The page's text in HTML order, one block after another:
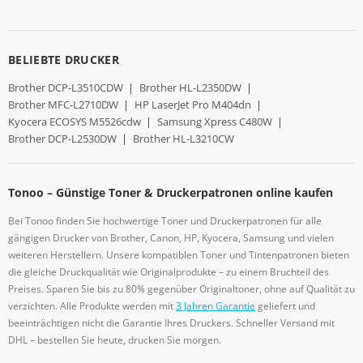
BELIEBTE DRUCKER
Brother DCP-L3510CDW | Brother HL-L2350DW |
Brother MFC-L2710DW | HP LaserJet Pro M404dn |
Kyocera ECOSYS M5526cdw | Samsung Xpress C480W |
Brother DCP-L2530DW | Brother HL-L3210CW
Tonoo – Günstige Toner & Druckerpatronen online kaufen
Bei Tonoo finden Sie hochwertige Toner und Druckerpatronen für alle
gängigen Drucker von Brother, Canon, HP, Kyocera, Samsung und vielen
weiteren Herstellern. Unsere kompatiblen Toner und Tintenpatronen bieten
die gleiche Druckqualität wie Originalprodukte – zu einem Bruchteil des
Preises. Sparen Sie bis zu 80% gegenüber Originaltoner, ohne auf Qualität zu
verzichten. Alle Produkte werden mit3 Jahren Garantiegeliefert und
beeinträchtigen nicht die Garantie Ihres Druckers. Schneller Versand mit
DHL – bestellen Sie heute, drucken Sie morgen.